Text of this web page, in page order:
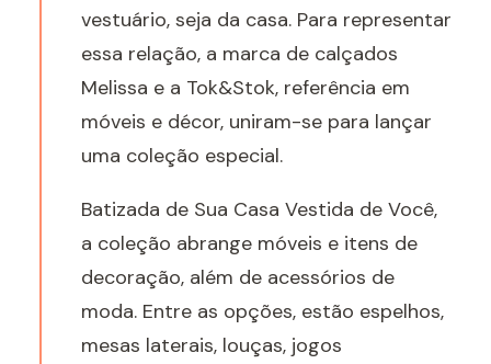
vestuário, seja da casa. Para representar
essa relação, a marca de calçados
Melissa e a Tok&Stok, referência em
móveis e décor, uniram-se para lançar
uma coleção especial.
Batizada de Sua Casa Vestida de Você,
a coleção abrange móveis e itens de
decoração, além de acessórios de
moda. Entre as opções, estão espelhos,
mesas laterais, louças, jogos